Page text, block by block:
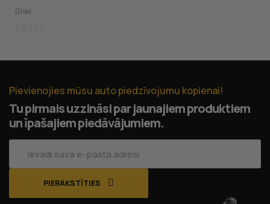
Diski
Pievienojies mūsu auto piedzīvojumu kopienai!
Tu pirmais uzzināsi par jaunajiem produktiem
un īpašajiem piedāvājumiem.
PIERAKSTĪTIES